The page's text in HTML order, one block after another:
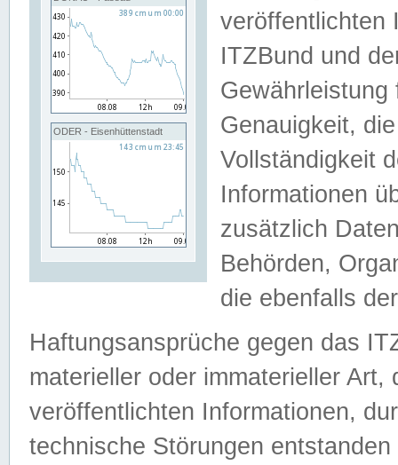
ODER - Eisenhüttenstadt
veröffentlichten
ITZBund und
Genauigkeit,
Vollständigkeit
Informationen
zusätzlich
Behörden,
die ebenfalls
Haftungsansprüche gegen das
materieller oder immaterieller
veröffentlichten Informationen,
technische Störungen